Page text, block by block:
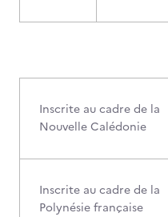
Inscrite au cadre de la
Nouvelle Calédonie
Inscrite au cadre de la
Polynésie française